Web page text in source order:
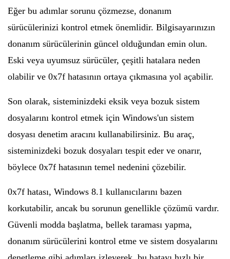
Eğer bu adımlar sorunu çözmezse, donanım
sürücülerinizi kontrol etmek önemlidir. Bilgisayarınızın
donanım sürücülerinin güncel olduğundan emin olun.
Eski veya uyumsuz sürücüler, çeşitli hatalara neden
olabilir ve 0x7f hatasının ortaya çıkmasına yol açabilir.
Son olarak, sisteminizdeki eksik veya bozuk sistem
dosyalarını kontrol etmek için Windows'un sistem
dosyası denetim aracını kullanabilirsiniz. Bu araç,
sisteminizdeki bozuk dosyaları tespit eder ve onarır,
böylece 0x7f hatasının temel nedenini çözebilir.
0x7f hatası, Windows 8.1 kullanıcılarını bazen
korkutabilir, ancak bu sorunun genellikle çözümü vardır.
Güvenli modda başlatma, bellek taraması yapma,
donanım sürücülerini kontrol etme ve sistem dosyalarını